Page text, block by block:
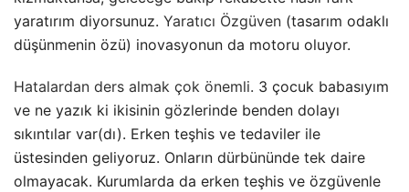
yaratırım diyorsunuz. Yaratıcı Özgüven (tasarım odaklı
düşünmenin özü) inovasyonun da motoru oluyor.
Hatalardan ders almak çok önemli. 3 çocuk babasıyım
ve ne yazık ki ikisinin gözlerinde benden dolayı
sıkıntılar var(dı). Erken teşhis ve tedaviler ile
üstesinden geliyoruz. Onların dürbününde tek daire
olmayacak. Kurumlarda da erken teşhis ve özgüvenle